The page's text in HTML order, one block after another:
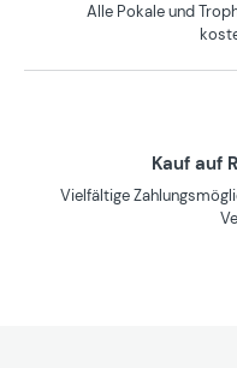
Alle Pokale und
Kauf auf
Vielfältige